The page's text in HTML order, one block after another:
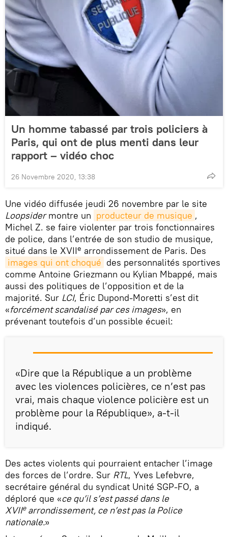
Un homme tabassé par trois policiers à
Paris, qui ont de plus menti dans leur
rapport – vidéo choc
26 Novembre 2020, 13:38
Une vidéo diffusée jeudi 26 novembre par le site
Loopsidermontre un producteur de musique ,
Michel Z. se faire violenter par trois fonctionnaires
de police, dans l’entrée de son studio de musique,
situé dans le XVIIe arrondissement de Paris. Des
images qui ont choqué des personnalités sportives
comme Antoine Griezmann ou Kylian Mbappé, mais
aussi des politiques de l’opposition et de la
majorité. Sur LCI, Éric Dupond-Moretti s’est dit
«forcément scandalisé par ces images», en
prévenant toutefois d’un possible écueil:
«Dire que la République a un problème
avec les violences policières, ce n’est pas
vrai, mais chaque violence policière est un
problème pour la République», a-t-il
indiqué.
Des actes violents qui pourraient entacher l’image
des forces de l’ordre. Sur RTL, Yves Lefebvre,
secrétaire général du syndicat Unité SGP-FO, a
déploré que «ce qu’il s’est passé dans le
XVIIearrondissement, ce n’est pas la Police
nationale.»